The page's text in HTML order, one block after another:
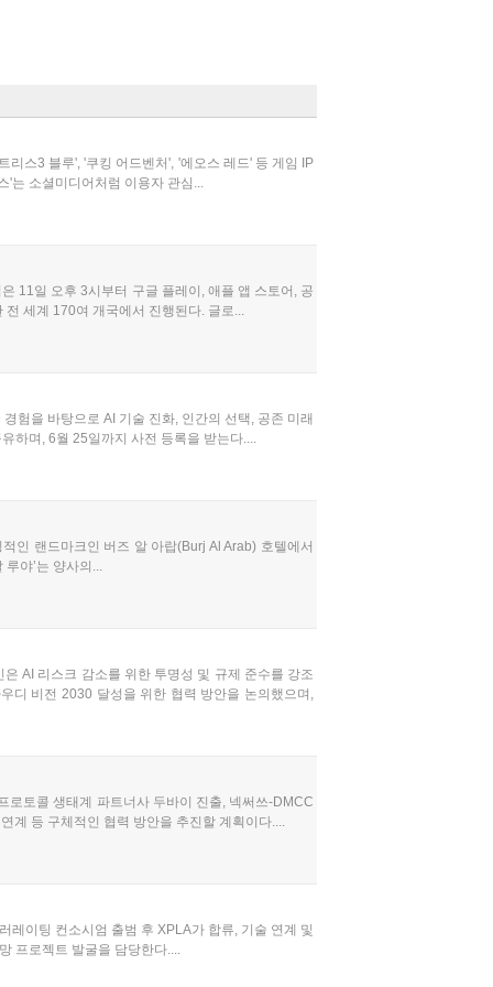
스3 블루', '쿠킹 어드벤처', '에오스 레드' 등 게임 IP
소셜미디어처럼 이용자 관심...
11일 오후 3시부터 구글 플레이, 애플 앱 스토어, 공
세계 170여 개국에서 진행된다. 글로...
험을 바탕으로 AI 기술 진화, 인간의 선택, 공존 미래
하며, 6월 25일까지 사전 등록을 받는다....
인 랜드마크인 버즈 알 아랍(Burj Al Arab) 호텔에서
야’는 양사의...
AI 리스크 감소를 위한 투명성 및 규제 준수를 강조
디 비전 2030 달성을 위한 협력 방안을 논의했으며,
로토콜 생태계 파트너사 두바이 진출, 넥써쓰-DMCC
등 구체적인 협력 방안을 추진할 계획이다....
레이팅 컨소시엄 출범 후 XPLA가 합류, 기술 연계 및
프로젝트 발굴을 담당한다....